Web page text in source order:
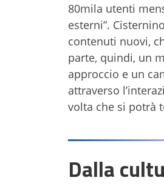
80mila utenti
esterni”.
contenuti nuovi,
parte, quindi, un
approccio e un
attraverso
volta che si potrà
Dalla